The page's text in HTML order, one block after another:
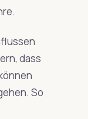
dass
So